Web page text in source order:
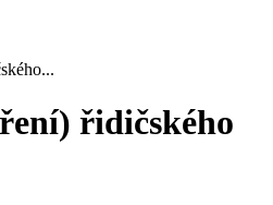
řidičského